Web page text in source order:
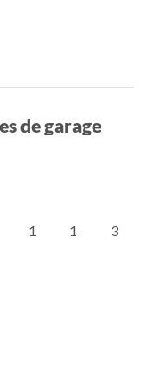
de garage
1 1 3